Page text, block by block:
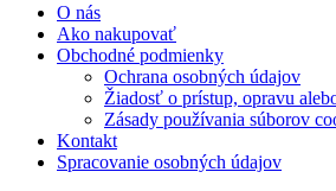
O nás
Ako nakupovať
Obchodné podmienky
Ochrana osobných údajov
Žiadosť o prístup, opravu
Zásady používania súborov
Kontakt
Spracovanie osobných údajov